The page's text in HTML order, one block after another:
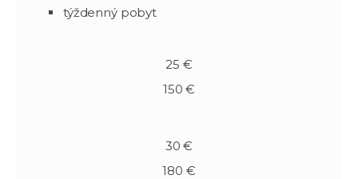
týždenný pobyt
25 €
150 €
30 €
180 €